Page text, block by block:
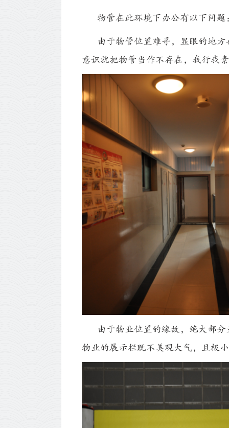
物管在此环境下办公有以下问题
由于物管位置难寻，显眼的地方
意识就把物管当作不存在，我行我
由于物业位置的缘故，绝大部分
物业的展示栏既不美观大气，且极